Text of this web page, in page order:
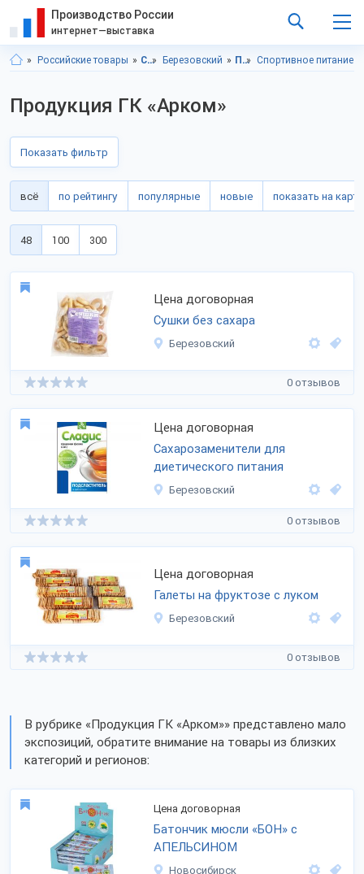
Производство России
интернет—выставка
Российские товары Свердловская область Березовский Продукты питания Спортивное питание
Продукция ГК «Арком»
Показать фильтр
всё по рейтингу популярные новые показать на карте
48 100 300
Цена договорная
Сушки без сахара
Березовский
0 отзывов
Цена договорная
Сахарозаменители для
диетического питания
Березовский
0 отзывов
Цена договорная
Галеты на фруктозе с луком
Березовский
0 отзывов
В рубрике «Продукция ГК «Арком»» представлено мало
экспозиций, обратите внимание на товары из близких
категорий и регионов:
Цена договорная
Батончик мюсли «БОН» с
АПЕЛЬСИНОМ
Новосибирск